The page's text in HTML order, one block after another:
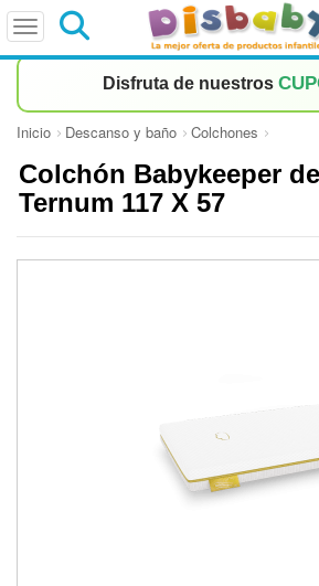
Disfruta de nuestros
Inicio Descanso y baño Colchones
Colchón Babykeeper
Ternum 117 X 57